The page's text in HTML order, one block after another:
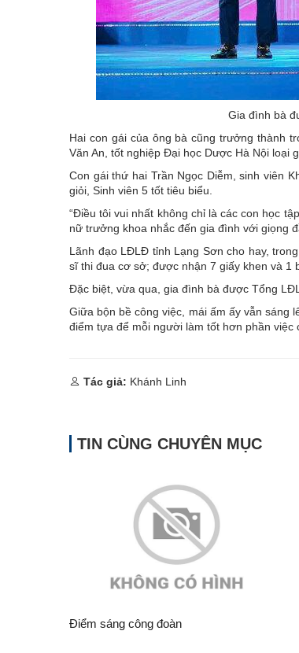
Gia đình bà
Hai con gái của ông bà cũng trưởng thành
Văn An, tốt nghiệp Đại học Dược Hà Nội loại
Con gái thứ hai Trần Ngọc Diễm, sinh viên
giỏi, Sinh viên 5 tốt tiêu biểu.
“Điều tôi vui nhất không chỉ là các con học
nữ trưởng khoa nhắc đến gia đình với giọng
Lãnh đạo LĐLĐ tỉnh Lạng Sơn cho hay,
sĩ thi đua cơ sở; được nhận 7 giấy khen và 1
Đặc biệt, vừa qua, gia đình bà được Tổng
Giữa bộn bề công việc, mái ấm ấy vẫn sáng
điểm tựa để mỗi người làm tốt hơn phần việc
Tác giả: Khánh Linh
TIN CÙNG CHUYÊN MỤC
Điểm sáng công đoàn